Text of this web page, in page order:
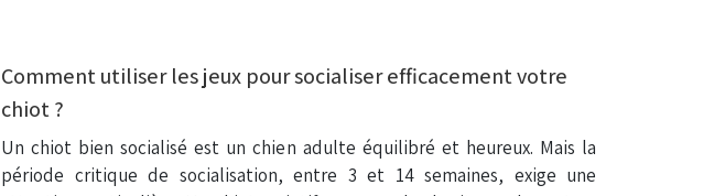
Comment utiliser les jeux pour socialiser efficacement votre
chiot ?
Un chiot bien socialisé est un chien adulte équilibré et heureux. Mais la
période critique de socialisation, entre 3 et 14 semaines, exige une